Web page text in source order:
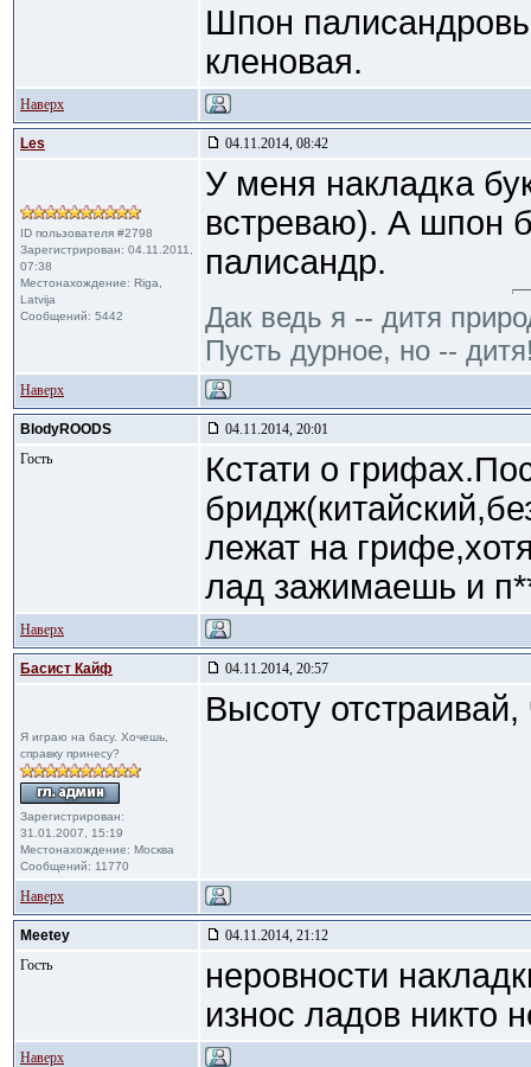
Шпон
кленовая.
Наверх
Les 04.11.2014, 08:42
ID пользователя #2798
Зарегистрирован: 04.11.2011,
07:38
Местонахождение: Riga,
Latvija
Сообщений: 5442
У меня накладка
встреваю). А шпон
палисандр.
Дак ведь я -- дитя
Пусть дурное, но --
Наверх
BlodyROODS
04.11.2014, 20:01
Гость
Кстати о
лежат на
лад зажимаешь и
Наверх
Басист Кайф 04.11.2014, 20:57
Я играю на басу. Хочешь,
справку принесу?
Зарегистрирован:
31.01.2007, 15:19
Местонахождение: Москва
Сообщений: 11770
Высоту
Наверх
Meetey
04.11.2014, 21:12
Гость
неровности
износ ладов никто
Наверх